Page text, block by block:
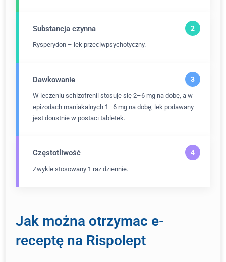
Substancja czynna
Rysperydon – lek przeciwpsychotyczny.
Dawkowanie
W leczeniu schizofrenii stosuje się 2–6 mg na dobę, a w
epizodach maniakalnych 1–6 mg na dobę; lek podawany
jest doustnie w postaci tabletek.
Częstotliwość
Zwykle stosowany 1 raz dziennie.
Jak można otrzymac e-
receptę na Rispolept